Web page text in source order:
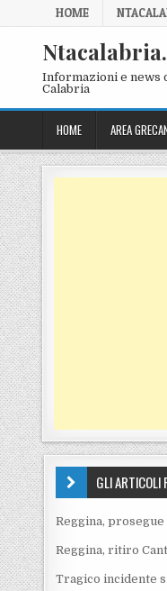
Skip to content
HOME
Informazioni e news
Calabria
HOME AREA
GLI ARTICOLI
Reggina,
Reggina, ritiro
Tragico incidente